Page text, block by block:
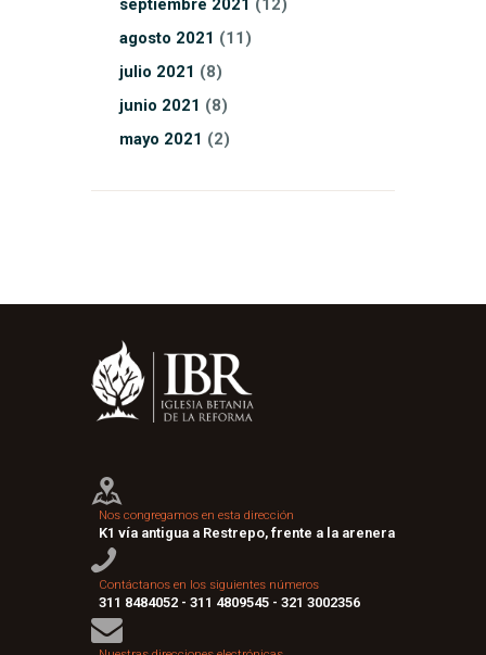
septiembre 2021 (12)
agosto 2021 (11)
julio 2021 (8)
junio 2021 (8)
mayo 2021 (2)
Nos congregamos en esta dirección
K1 vía antigua a Restrepo, frente a la arenera
Contáctanos en los siguientes números
311 8484052 - 311 4809545 - 321 3002356